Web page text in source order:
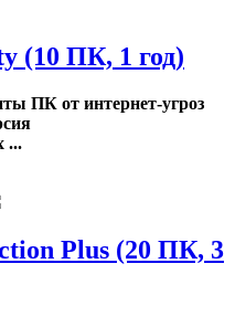
(10 ПК, 1 год)
ПК от интернет-угроз
...
Plus (20 ПК, 3